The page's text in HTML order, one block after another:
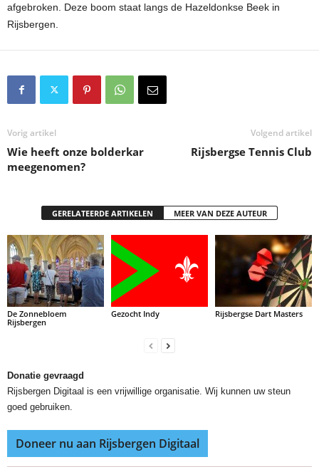
afgebroken. Deze boom staat langs de Hazeldonkse Beek in
Rijsbergen.
Vorig artikel
Wie heeft onze bolderkar
meegenomen?
Volgend artikel
Rijsbergse Tennis Club
GERELATEERDE ARTIKELEN MEER VAN DEZE AUTEUR
De Zonnebloem
Rijsbergen
Gezocht Indy Rijsbergse Dart Masters
Donatie gevraagd
Rijsbergen Digitaal is een vrijwillige organisatie. Wij kunnen uw steun
goed gebruiken.
Doneer nu aan Rijsbergen Digitaal